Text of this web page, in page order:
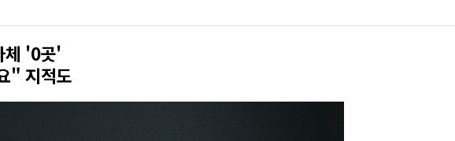
체 '0곳'
" 지적도